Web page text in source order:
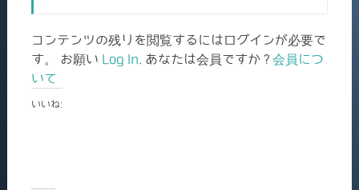
コンテンツの残りを閲覧するにはログインが必要で
す。 お願い Log In . あなたは会員ですか ? 会員につ
いて
いいね: